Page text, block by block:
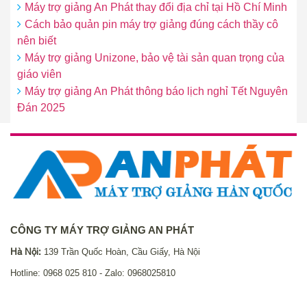
Máy trợ giảng An Phát thay đổi địa chỉ tại Hồ Chí Minh
Cách bảo quản pin máy trợ giảng đúng cách thầy cô
nên biết
Máy trợ giảng Unizone, bảo vệ tài sản quan trọng của
giáo viên
Máy trợ giảng An Phát thông báo lịch nghỉ Tết Nguyên
Đán 2025
CÔNG TY MÁY TRỢ GIẢNG AN PHÁT
Hà Nội: 139 Trần Quốc Hoàn, Cầu Giấy, Hà Nội
Hotline: 0968 025 810 - Zalo: 0968025810